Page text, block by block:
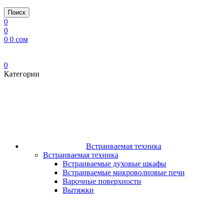
Поиск
0
0
0 0 сом
0
Категории
Встраиваемая техника
Встраиваемая техника
Встраиваемые духовые шкафы​
Встраиваемые микроволновые печи​
Варочные поверхности​
Вытяжки